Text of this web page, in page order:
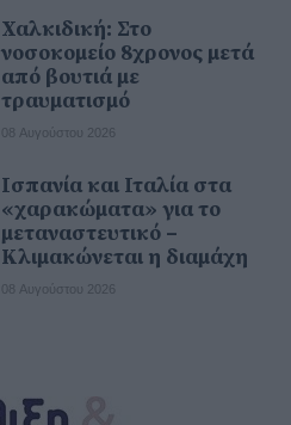
Χαλκιδική: Στο
νοσοκομείο 8χρονος μετά
από βουτιά με
τραυματισμό
08 Αυγούστου 2026
Ισπανία και Ιταλία στα
«χαρακώματα» για το
μεταναστευτικό –
Κλιμακώνεται η διαμάχη
08 Αυγούστου 2026